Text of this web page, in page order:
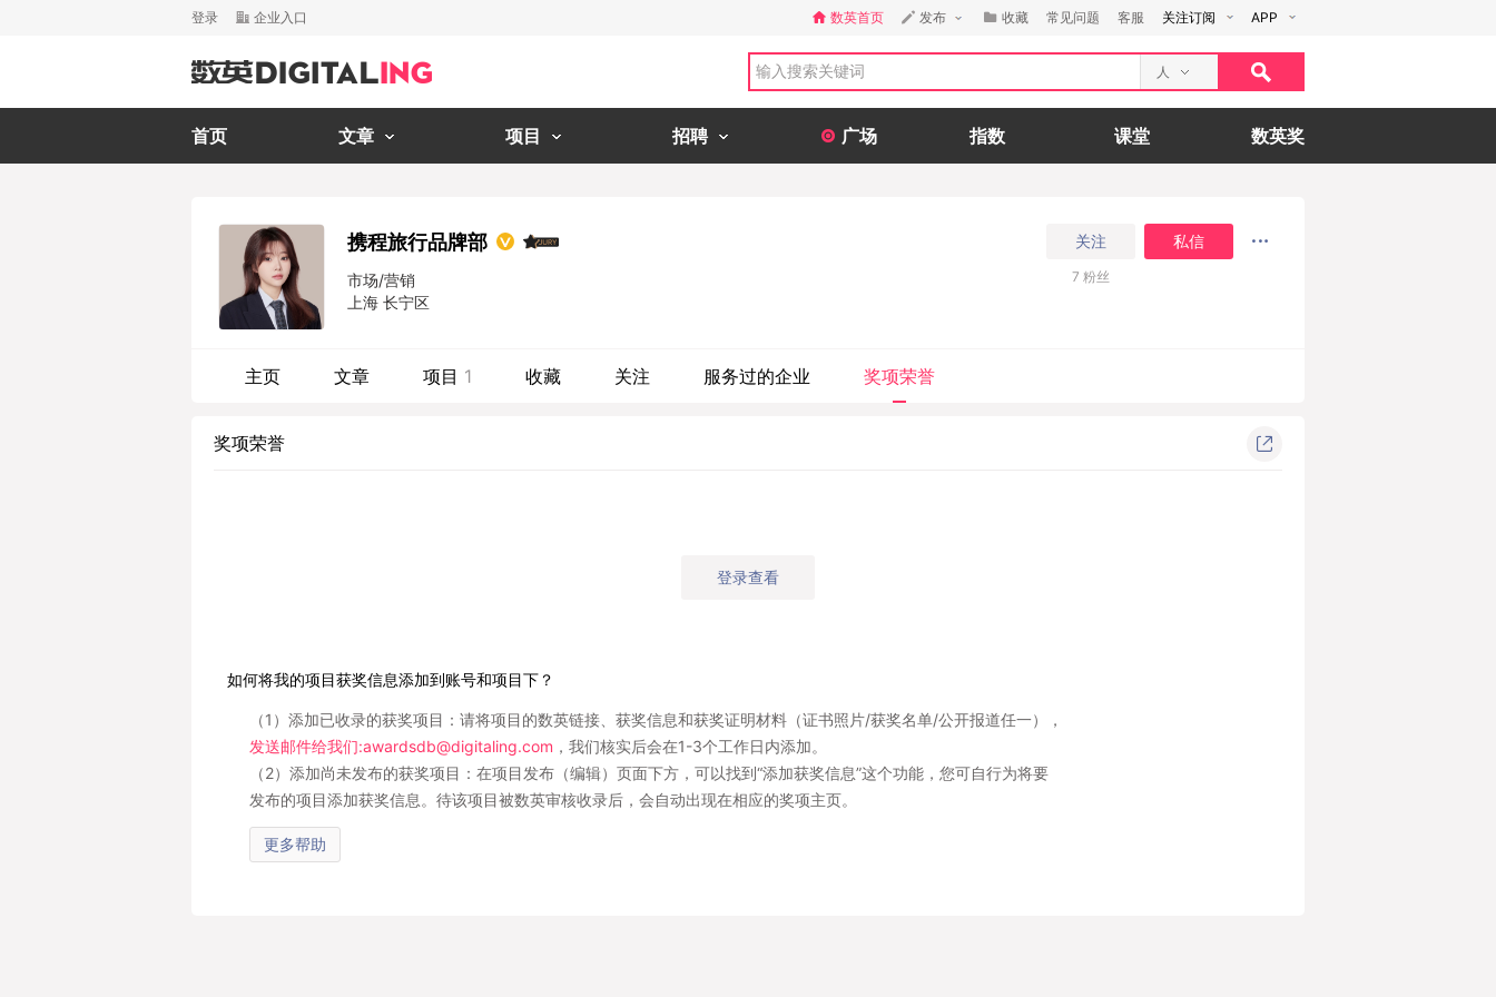
登录 企业入口 数英首页 发布 收藏 常见问题 客服 关注订阅 APP
人
首页 文章 项目 招聘 广场 指数 课堂 数英奖
携程旅行品牌部
市场/营销
上海 长宁区
关注 私信
7 粉丝
主页 文章 项目 1 收藏 关注 服务过的企业 奖项荣誉
奖项荣誉
登录查看
如何将我的项目获奖信息添加到账号和项目下？
（1）添加已收录的获奖项目：请将项目的数英链接、获奖信息和获奖证明材料（证书照片/获奖名单/公开报道任一），
发送邮件给我们:awardsdb@digitaling.com ，我们核实后会在1-3个工作日内添加。
（2）添加尚未发布的获奖项目：在项目发布（编辑）页面下方，可以找到“添加获奖信息”这个功能，您可自行为将要
发布的项目添加获奖信息。待该项目被数英审核收录后，会自动出现在相应的奖项主页。
更多帮助